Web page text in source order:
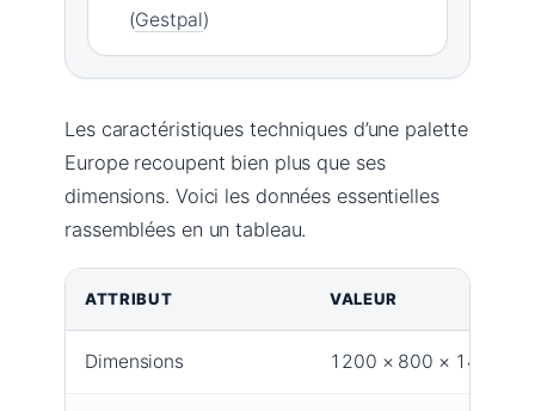
(Gestpal)
Les caractéristiques techniques d’une palette
Europe recoupent bien plus que ses
dimensions. Voici les données essentielles
rassemblées en un tableau.
ATTRIBUT VALEUR
Dimensions 1200 × 800 × 144 mm